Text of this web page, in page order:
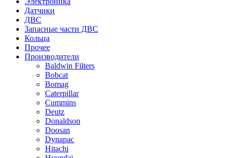
Датчики
ДВС
Запасные части ДВС
Кольца
Прочее
Производители
Baldwin Filters
Bobcat
Bomag
Caterpillar
Cummins
Deutz
Donaldson
Doosan
Dynapac
Hitachi